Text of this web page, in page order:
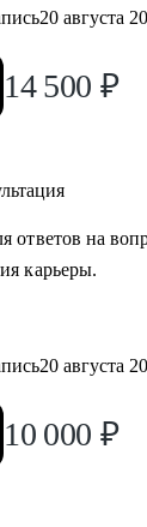
из фриланса,
но не
20 августа
14 500 ₽
ответов на
карьеры.
20 августа
10 000 ₽